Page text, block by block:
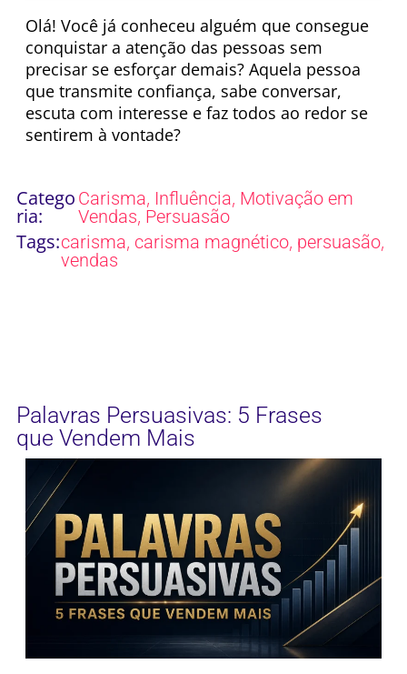
Olá! Você já conheceu alguém que consegue
conquistar a atenção das pessoas sem
precisar se esforçar demais? Aquela pessoa
que transmite confiança, sabe conversar,
escuta com interesse e faz todos ao redor se
sentirem à vontade?
Catego
ria:
Carisma, Influência, Motivação em
Vendas, Persuasão
Tags:carisma, carisma magnético, persuasão,
vendas
Palavras Persuasivas: 5 Frases
que Vendem Mais